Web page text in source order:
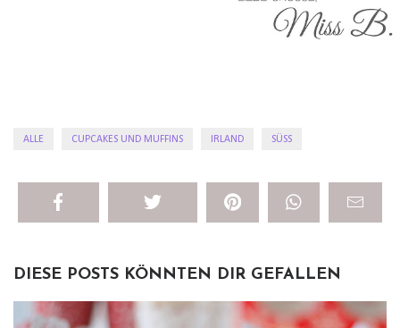
ALLE CUPCAKES UND MUFFINS IRLAND SÜSS
DIESE POSTS KÖNNTEN DIR GEFALLEN